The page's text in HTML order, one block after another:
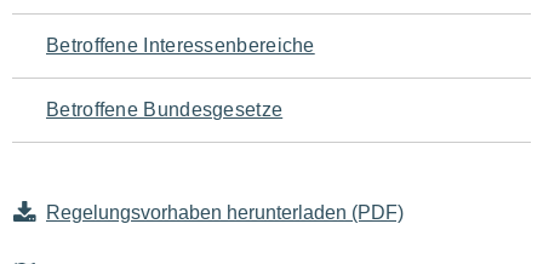
für
den
Seiteninhalt
Betroffene Interessenbereiche
Betroffene Bundesgesetze
Regelungsvorhaben herunterladen (PDF)